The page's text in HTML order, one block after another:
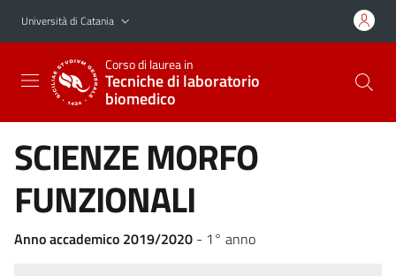
Vai al contenuto principale
Vai al menu di navigazione
Università di Catania
Corso di laurea in
Tecniche di laboratorio
biomedico
SCIENZE MORFO
FUNZIONALI
Anno accademico 2019/2020 - 1° anno